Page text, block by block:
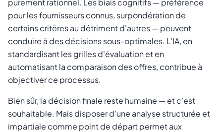
purement rationnel. Les biais cognitifs — préférence
pour les fournisseurs connus, surpondération de
certains critères au détriment d'autres — peuvent
conduire à des décisions sous-optimales. L'IA, en
standardisant les grilles d'évaluation et en
automatisant la comparaison des offres, contribue à
objectiver ce processus.
Bien sûr, la décision finale reste humaine — et c'est
souhaitable. Mais disposer d'une analyse structurée et
impartiale comme point de départ permet aux